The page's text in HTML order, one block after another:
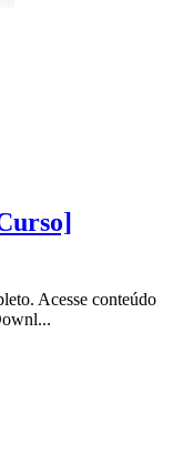
Acesse conteúdo